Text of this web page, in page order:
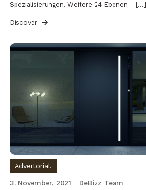
Spezialisierungen. Weitere 24 Ebenen – […]
Discover
Advertorial.
3. November, 2021 DeBizz Team